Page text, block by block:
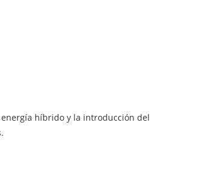
híbrido y la introducción del